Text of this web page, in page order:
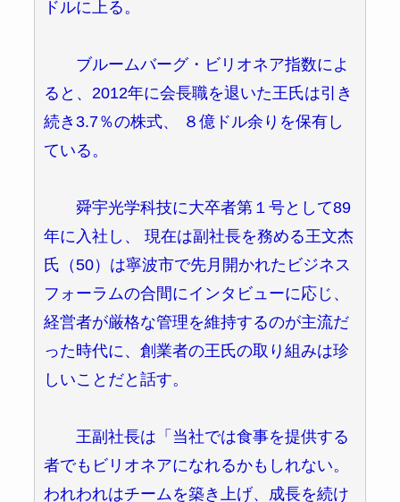
ドルに上る。
ブルームバーグ・ビリオネア指数によ
ると、2012年に会長職を退いた王氏は引き
続き3.7％の株式、 ８億ドル余りを保有し
ている。
舜宇光学科技に大卒者第１号として89
年に入社し、 現在は副社長を務める王文杰
氏（50）は寧波市で先月開かれたビジネス
フォーラムの合間にインタビューに応じ、
経営者が厳格な管理を維持するのが主流だ
った時代に、創業者の王氏の取り組みは珍
しいことだと話す。
王副社長は「当社では食事を提供する
者でもビリオネアになれるかもしれない。
われわれはチームを築き上げ、成長を続け